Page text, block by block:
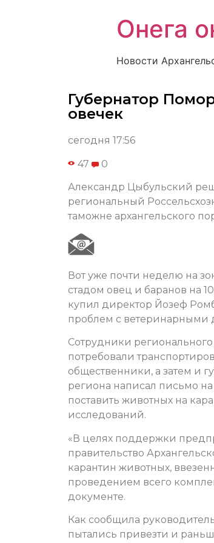
Онега
Новости
Губернатор
овечек
сегодня 17:56
47 0
Александр Цыбульский
региональный
таможне архангельского
Вот уже почти неделю на
стадом овец и баранов на
купил директор Йозеф
проблем с ветеринарными
Сотрудники
потребовали
общественники, а затем и
региона написал письмо
поставить животных на
исследований.
«В целях поддержки
правительство
карантин животных,
проведением всего
документе.
Как сообщила
пытались привезти и